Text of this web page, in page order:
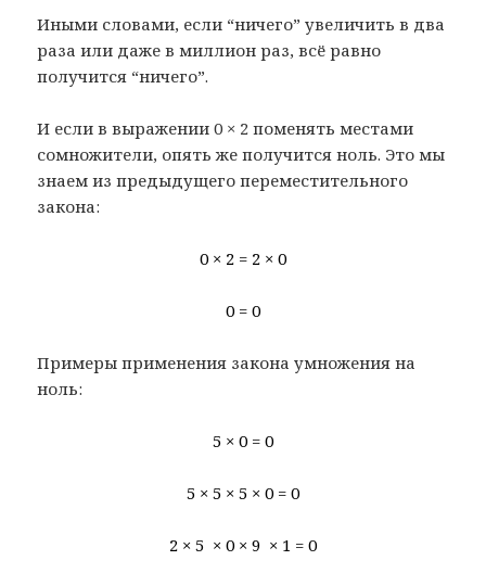
Иными словами, если “ничего” увеличить в два
раза или даже в миллион раз, всё равно
получится “ничего”.
И если в выражении 0 × 2 поменять местами
сомножители, опять же получится ноль. Это мы
знаем из предыдущего переместительного
закона:
0 × 2 = 2 × 0
0 = 0
Примеры применения закона умножения на
ноль:
5 × 0 = 0
5 × 5 × 5 × 0 = 0
2 × 5 × 0 × 9 × 1 = 0